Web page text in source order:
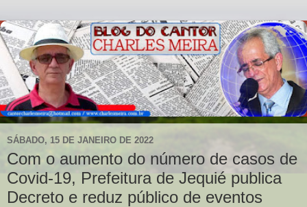
SÁBADO, 15 DE JANEIRO DE 2022
Com o aumento do número de casos de
Covid-19, Prefeitura de Jequié publica
Decreto e reduz público de eventos